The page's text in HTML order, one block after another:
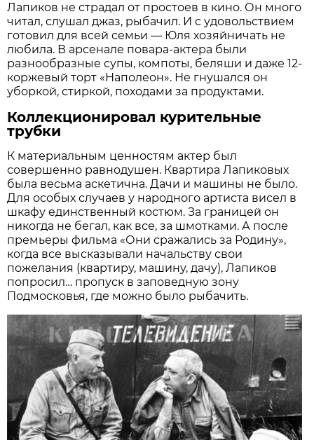
Лапиков не страдал от простоев в кино. Он много
читал, слушал джаз, рыбачил. И с удовольствием
готовил для всей семьи — Юля хозяйничать не
любила. В арсенале повара-актера были
разнообразные супы, компоты, беляши и даже 12-
коржевый торт «Наполеон». Не гнушался он
уборкой, стиркой, походами за продуктами.
Коллекционировал курительные
трубки
К материальным ценностям актер был
совершенно равнодушен. Квартира Лапиковых
была весьма аскетична. Дачи и машины не было.
Для особых случаев у народного артиста висел в
шкафу единственный костюм. За границей он
никогда не бегал, как все, за шмотками. А после
премьеры фильма «Они сражались за Родину»,
когда все высказывали начальству свои
пожелания (квартиру, машину, дачу), Лапиков
попросил… пропуск в заповедную зону
Подмосковья, где можно было рыбачить.